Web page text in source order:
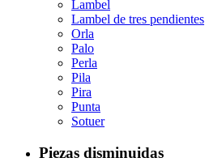
Lambel
Lambel de tres pendientes
Orla
Palo
Perla
Pila
Pira
Punta
Sotuer
Piezas disminuidas